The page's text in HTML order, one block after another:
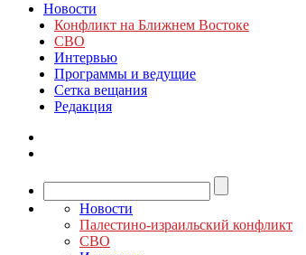
Новости
Конфликт на Ближнем Востоке
СВО
Интервью
Программы и ведущие
Сетка вещания
Редакция
Новости
Палестино-израильский конфликт
СВО